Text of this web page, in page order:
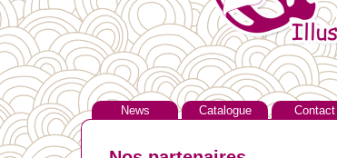
News Catalogue Contact